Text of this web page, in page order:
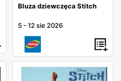
Bluza dziewczęca Stitch
5 -12 sie 2026